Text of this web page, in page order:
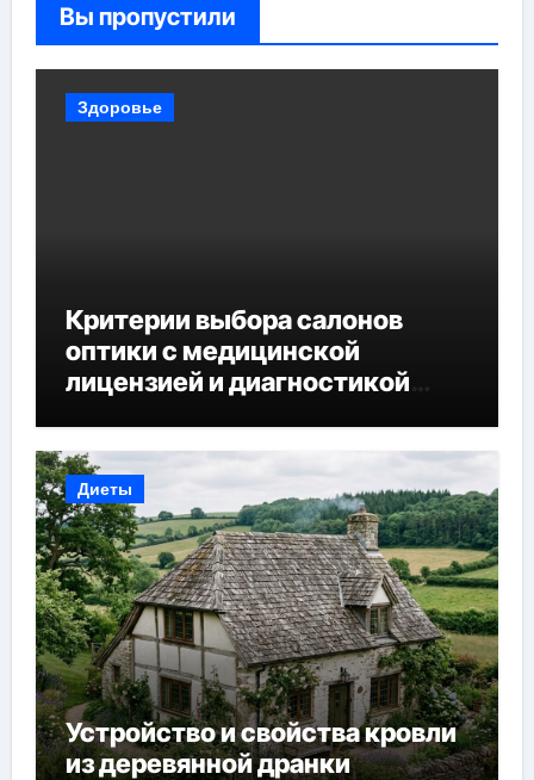
Вы пропустили
Здоровье
Критерии выбора салонов
оптики с медицинской
лицензией и диагностикой
Диеты
Устройство и свойства кровли
из деревянной дранки